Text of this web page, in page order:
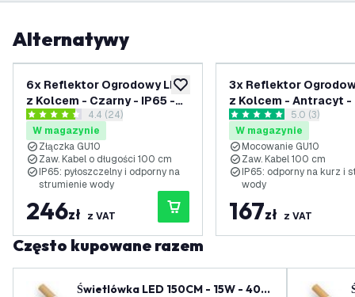
Alternatywy
dodaj do listy życzeń
6x Reflektor Ogrodowy LED
z Kolcem - Czarny - IP65 -
Gniazdo GU10 - Kabel
zasilający 1 metr
otwórz panel recenzji
4.4 Gwiazdki oceny
4.4 (24)
W magazynie
Złączka GU10
Zaw. Kabel o długości 100 cm
IP65: pyłoszczelny i odporny na
strumienie wody
246zł z VAT
3x Reflektor
z Kolcem - Antracyt -
Gniazdo GU10 - Kabel
zasilający 1 metr
otwórz panel
5 Gwiazdki oceny
5.0 (3)
W magazynie
Mocowanie GU10
Zaw. Kabel 100 cm
IP65: odporny na kurz i
wody
167zł z VAT
Często kupowane razem
Świetlówka LED 150CM - 15W - 400